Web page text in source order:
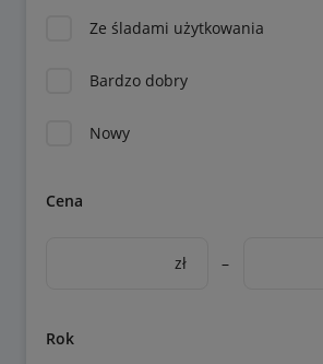
Ze śladami użytkowania
Bardzo dobry
Nowy
Cena
zł –
Rok